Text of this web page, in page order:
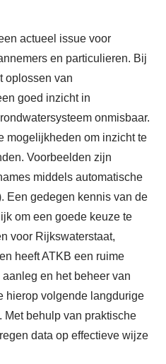
actueel issue voor
en particulieren. Bij
oplossen van
goed inzicht in
onmisbaar.
mogelijkheden om inzicht te
Voorbeelden zijn
middels automatische
Een gedegen kennis van de
om een goede keuze te
voor Rijkswaterstaat,
heeft ATKB een ruime
en het beheer van
hierop volgende langdurige
Met behulp van praktische
data op effectieve wijze